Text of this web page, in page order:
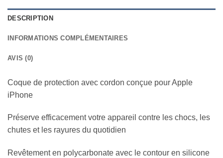
DESCRIPTION
INFORMATIONS COMPLÉMENTAIRES
AVIS (0)
Coque de protection avec cordon conçue pour Apple
iPhone
Préserve efficacement votre appareil contre les chocs, les
chutes et les rayures du quotidien
Revêtement en polycarbonate avec le contour en silicone